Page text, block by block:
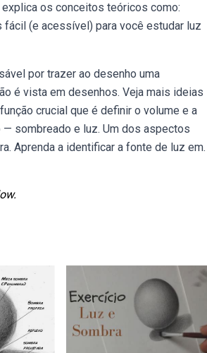
os conceitos teóricos como:
(e acessível) para você estudar luz
por trazer ao desenho uma
é vista em desenhos. Veja mais ideias
crucial que é definir o volume e a
— sombreado e luz. Um dos aspectos
Aprenda a identificar a fonte de luz em.